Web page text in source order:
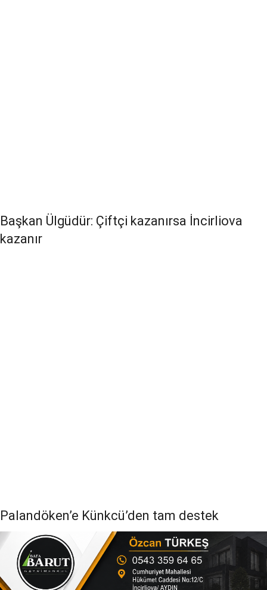
Başkan Ülgüdür: Çiftçi kazanırsa İncirliova
kazanır
Palandöken’e Künkcü’den tam destek